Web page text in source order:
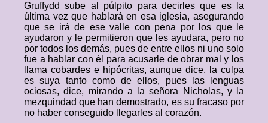
Gruffydd sube al púlpito para decirles que es la
última vez que hablará en esa iglesia, asegurando
que se irá de ese valle con pena por los que le
ayudaron y le permitieron que les ayudara, pero no
por todos los demás, pues de entre ellos ni uno solo
fue a hablar con él para acusarle de obrar mal y los
llama cobardes e hipócritas, aunque dice, la culpa
es suya tanto como de ellos, pues las lenguas
ociosas, dice, mirando a la señora Nicholas, y la
mezquindad que han demostrado, es su fracaso por
no haber conseguido llegarles al corazón.